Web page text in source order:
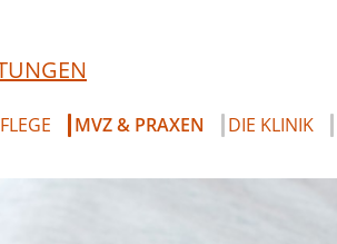
MVZ & PRAXEN DIE KLINIK